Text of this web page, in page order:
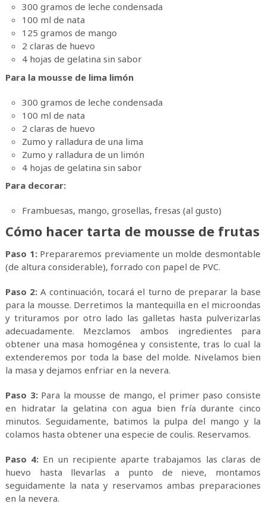
300 gramos de leche condensada
100 ml de nata
125 gramos de mango
2 claras de huevo
4 hojas de gelatina sin sabor
Para la mousse de lima limón
300 gramos de leche condensada
100 ml de nata
2 claras de huevo
Zumo y ralladura de una lima
Zumo y ralladura de un limón
4 hojas de gelatina sin sabor
Para decorar:
Frambuesas, mango, grosellas, fresas (al gusto)
Cómo hacer tarta de mousse de frutas
Paso 1: Prepararemos previamente un molde desmontable
(de altura considerable), forrado con papel de PVC.
Paso 2: A continuación, tocará el turno de preparar la base
para la mousse. Derretimos la mantequilla en el microondas
y trituramos por otro lado las galletas hasta pulverizarlas
adecuadamente. Mezclamos ambos ingredientes para
obtener una masa homogénea y consistente, tras lo cual la
extenderemos por toda la base del molde. Nivelamos bien
la masa y dejamos enfriar en la nevera.
Paso 3:Para la mousse de mango, el primer paso consiste
en hidratar la gelatina con agua bien fría durante cinco
minutos. Seguidamente, batimos la pulpa del mango y la
colamos hasta obtener una especie de coulis. Reservamos.
Paso 4: En un recipiente aparte trabajamos las claras de
huevo hasta llevarlas a punto de nieve, montamos
seguidamente la nata y reservamos ambas preparaciones
en la nevera.